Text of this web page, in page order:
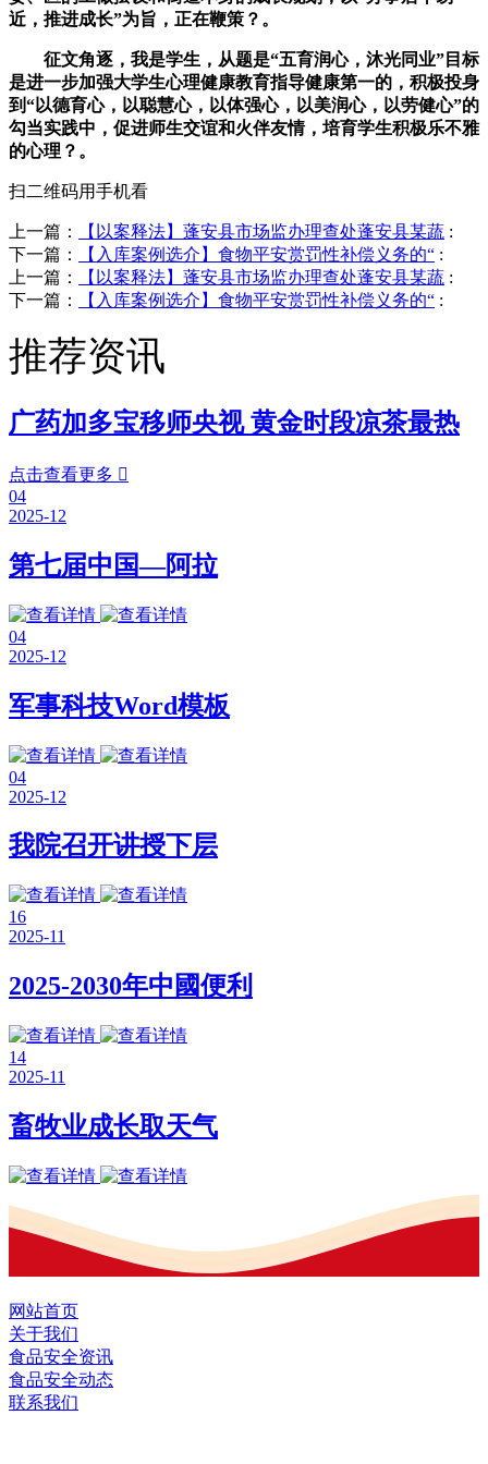
近，推进成长”为旨，正在鞭策？。
征文角逐，我是学生，从题是“五育润心，沐光同业”目标
是进一步加强大学生心理健康教育指导健康第一的，积极投身
到“以德育心，以聪慧心，以体强心，以美润心，以劳健心”的
勾当实践中，促进师生交谊和火伴友情，培育学生积极乐不雅
的心理？。
扫二维码用手机看
上一篇： 【以案释法】蓬安县市场监办理查处蓬安县某蔬 :
下一篇：
【入库案例选介】食物平安赏罚性补偿义务的“ :
上一篇：
【以案释法】蓬安县市场监办理查处蓬安县某蔬 :
下一篇：
【入库案例选介】食物平安赏罚性补偿义务的“ :
推荐资讯
广药加多宝移师央视 黄金时段凉茶最热
点击查看更多 
04
2025-12
第七届中国—阿拉
04
2025-12
军事科技Word模板
04
2025-12
我院召开讲授下层
16
2025-11
2025-2030年中國便利
14
2025-11
畜牧业成长取天气
网站首页
关于我们
食品安全资讯
食品安全动态
联系我们